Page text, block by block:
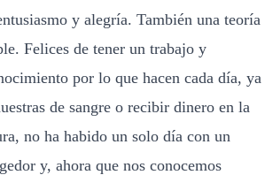
y alegría. También una teoría
Felices de tener un trabajo y
por lo que hacen cada día, ya
de sangre o recibir dinero en la
no ha habido un solo día con un
y, ahora que nos conocemos